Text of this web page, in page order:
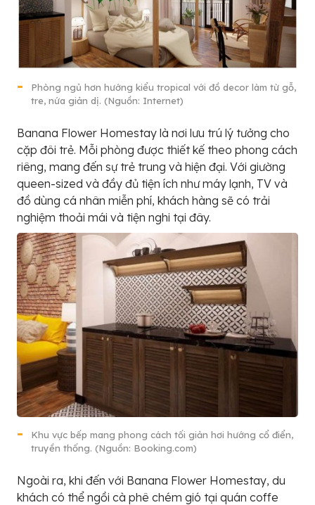
Phòng ngủ hơn hướng kiểu tropical với đồ decor làm từ gỗ,
tre, nứa giản dị. (Nguồn: Internet)
Banana Flower Homestay là nơi lưu trú lý tưởng cho
cặp đôi trẻ. Mỗi phòng được thiết kế theo phong cách
riêng, mang đến sự trẻ trung và hiện đại. Với giường
queen-sized và đầy đủ tiện ích như máy lạnh, TV và
đồ dùng cá nhân miễn phí, khách hàng sẽ có trải
nghiệm thoải mái và tiện nghi tại đây.
Khu vực bếp mang phong cách tối giản hơi hướng cổ điển,
truyền thống. (Nguồn: Booking.com)
Ngoài ra, khi đến với Banana Flower Homestay, du
khách có thể ngồi cà phê chém gió tại quán coffe